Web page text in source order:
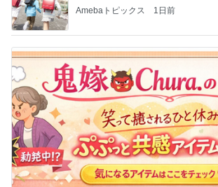
Amebaトピックス 1日前